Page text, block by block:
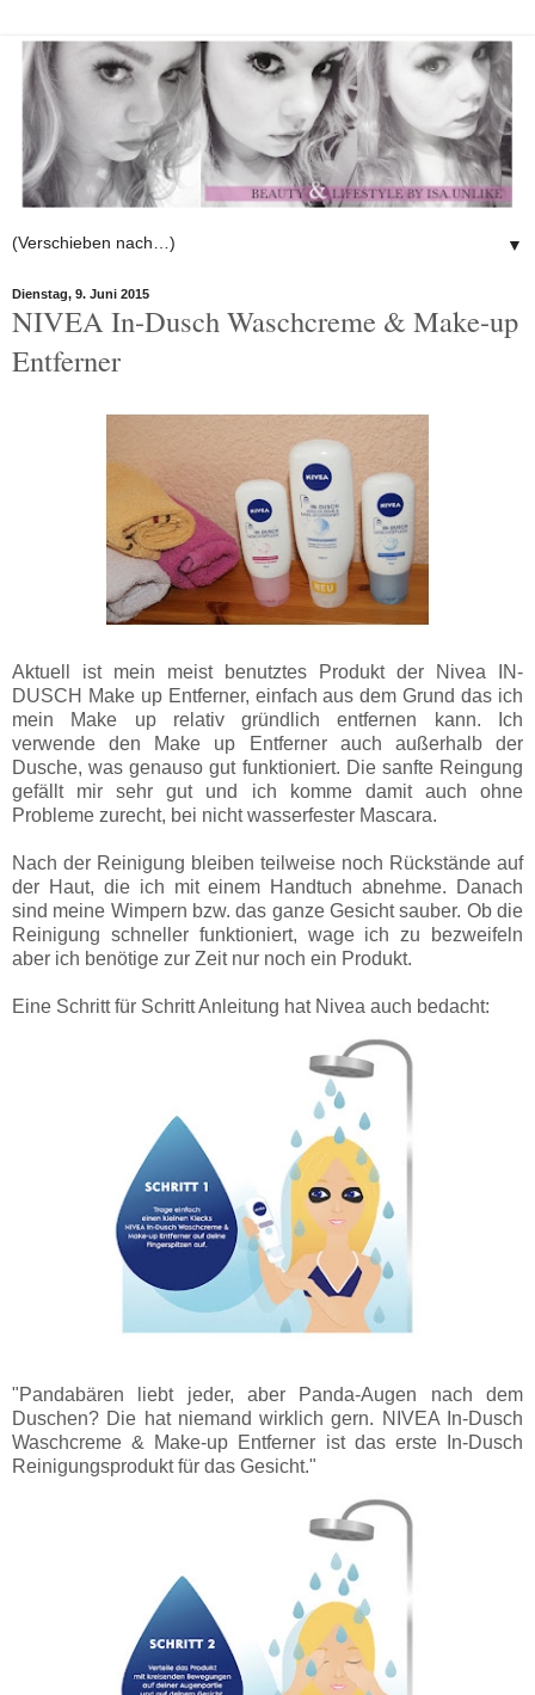
▼
Dienstag, 9. Juni 2015
NIVEA In-Dusch Waschcreme & Make-up
Entferner
Aktuell ist mein meist benutztes Produkt der Nivea IN-
DUSCH Make up Entferner, einfach aus dem Grund das ich
mein Make up relativ gründlich entfernen kann. Ich
verwende den Make up Entferner auch außerhalb der
Dusche, was genauso gut funktioniert. Die sanfte Reingung
gefällt mir sehr gut und ich komme damit auch ohne
Probleme zurecht, bei nicht wasserfester Mascara.
Nach der Reinigung bleiben teilweise noch Rückstände auf
der Haut, die ich mit einem Handtuch abnehme. Danach
sind meine Wimpern bzw. das ganze Gesicht sauber. Ob die
Reinigung schneller funktioniert, wage ich zu bezweifeln
aber ich benötige zur Zeit nur noch ein Produkt.
Eine Schritt für Schritt Anleitung hat Nivea auch bedacht:
"Pandabären liebt jeder, aber Panda-Augen nach dem
Duschen? Die hat niemand wirklich gern. NIVEA In-Dusch
Waschcreme & Make-up Entferner ist das erste In-Dusch
Reinigungsprodukt für das Gesicht."